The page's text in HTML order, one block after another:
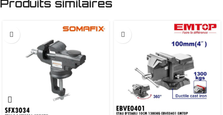
Produits similaires